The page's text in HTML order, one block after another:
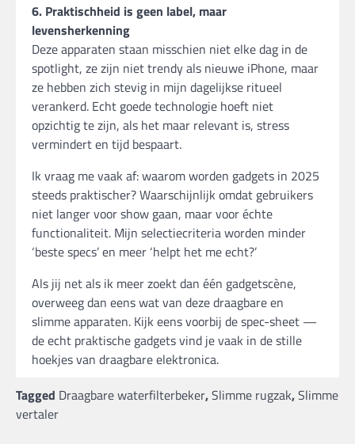
6. Praktischheid is geen label, maar
levensherkenning
Deze apparaten staan misschien niet elke dag in de
spotlight, ze zijn niet trendy als nieuwe iPhone, maar
ze hebben zich stevig in mijn dagelijkse ritueel
verankerd. Echt goede technologie hoeft niet
opzichtig te zijn, als het maar relevant is, stress
vermindert en tijd bespaart.
Ik vraag me vaak af: waarom worden gadgets in 2025
steeds praktischer? Waarschijnlijk omdat gebruikers
niet langer voor show gaan, maar voor échte
functionaliteit. Mijn selectiecriteria worden minder
‘beste specs’ en meer ‘helpt het me echt?’
Als jij net als ik meer zoekt dan één gadgetscène,
overweeg dan eens wat van deze draagbare en
slimme apparaten. Kijk eens voorbij de spec-sheet —
de echt praktische gadgets vind je vaak in de stille
hoekjes van draagbare elektronica.
Tagged Draagbare waterfilterbeker,Slimme rugzak,Slimme
vertaler